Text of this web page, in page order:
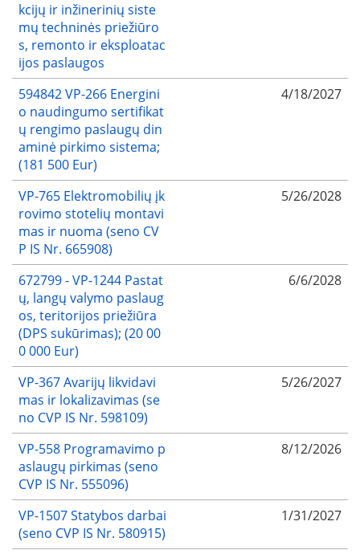
kcijų ir inžinerinių siste
mų techninės priežiūro
s, remonto ir eksploatac
ijos paslaugos
594842 VP-266 Energini
o naudingumo sertifikat
ų rengimo paslaugų din
aminė pirkimo sistema;
(181 500 Eur)
4/18/2027
VP-765 Elektromobilių įk
rovimo stotelių montavi
mas ir nuoma (seno CV
P IS Nr. 665908)
5/26/2028
672799 - VP-1244 Pastat
ų, langų valymo paslaug
os, teritorijos priežiūra
(DPS sukūrimas); (20 00
0 000 Eur)
6/6/2028
VP-367 Avarijų likvidavi
mas ir lokalizavimas (se
no CVP IS Nr. 598109)
5/26/2027
VP-558 Programavimo p
aslaugų pirkimas (seno
CVP IS Nr. 555096)
8/12/2026
VP-1507 Statybos darbai
(seno CVP IS Nr. 580915)
1/31/2027